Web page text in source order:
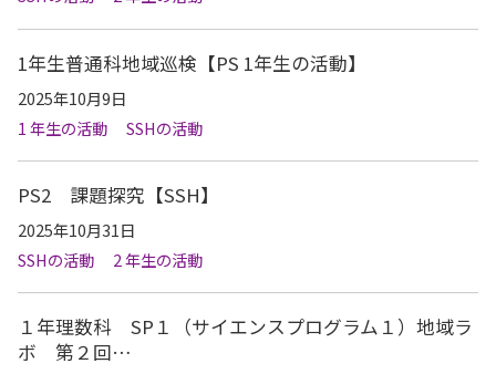
1年生普通科地域巡検【PS 1年生の活動】
2025年10月9日
1 年生の活動
SSHの活動
PS2 課題探究【SSH】
2025年10月31日
SSHの活動
2 年生の活動
１年理数科 SP１（サイエンスプログラム１）地域ラ
ボ 第２回…